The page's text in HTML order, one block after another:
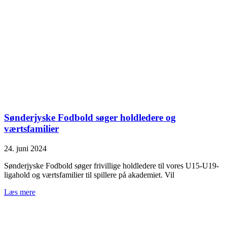
Sønderjyske Fodbold søger holdledere og
værtsfamilier
24. juni 2024
Sønderjyske Fodbold søger frivillige holdledere til vores U15-U19-
ligahold og værtsfamilier til spillere på akademiet. Vil
Læs mere